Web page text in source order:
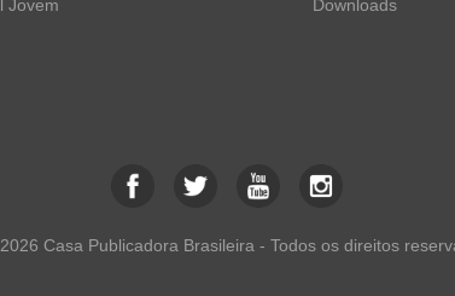
Jovem
Downloads
Casa Publicadora Brasileira - Todos os direitos